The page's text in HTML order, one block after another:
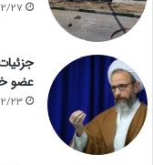
27
عضو
23